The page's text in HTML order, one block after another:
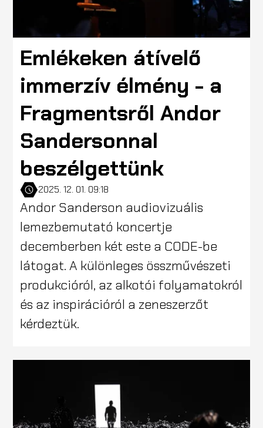
Emlékeken átívelő
immerzív élmény - a
Fragmentsről Andor
Sandersonnal
beszélgettünk
2025. 12. 01. 09:18
Andor Sanderson audiovizuális
lemezbemutató koncertje
decemberben két este a CODE-be
látogat. A különleges összművészeti
produkcióról, az alkotói folyamatokról
és az inspirációról a zeneszerzőt
kérdeztük.